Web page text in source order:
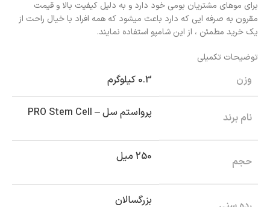
برای موهای مشتریان بومی خود دارد و به دلیل کیفیت بالا و قیمت
مقرون به صرفه ایی که دارد باعث میشود که همه افراد با خیال راحت از
یک خرید مطمئن ، از این شامپو استفاده نمایند.
توضیحات تکمیلی
وزن 0.3 کیلوگرم
نام برند پرواستم سل – PRO Stem Cell
حجم 250 میل
بزرگسالان